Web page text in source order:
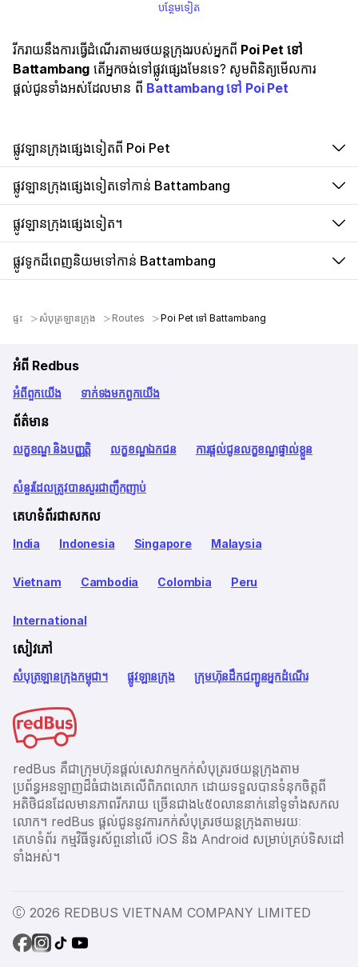
បន្ថែមទៀត
រីករាយនឹងការធ្វើដំណើរតាមរថយន្តក្រុងរបស់អ្នកពី Poi Pet ទៅ
Battambang តើអ្នកចង់ទៅផ្លូវផ្សេងមែនទេ? សូមពិនិត្យមើលការ
ផ្តល់ជូនទាំងអស់ដែលមាន ពី Battambang ទៅ Poi Pet
ផ្លូវឡានក្រុងផ្សេងទៀតពី Poi Pet
ផ្លូវឡានក្រុងផ្សេងទៀតទៅកាន់ Battambang
ផ្លូវឡានក្រុងផ្សេងទៀត។
ផ្លូវទូកដ៏ពេញនិយមទៅកាន់ Battambang
ផ្ទះ សំបុត្រឡានក្រុង Routes Poi Pet ទៅ Battambang
អំពី Redbus
អំពី​ពួក​យើង ទាក់ទង​មក​ពួក​យើង
ព័ត៌មាន
លក្ខខណ្ឌ និងបញ្ញត្តិ លក្ខខណ្ឌឯកជន ការផ្តល់ជូនលក្ខខណ្ឌផ្ទាល់ខ្លួន
សំនួរដែលត្រូវបានសួរជាញឹកញាប់
គេហទំព័រជាសកល
India Indonesia Singapore Malaysia
Vietnam Cambodia Colombia Peru
International
សៀវភៅ
សំបុត្រឡានក្រុងកម្ពុជា។ ផ្លូវឡានក្រុង ក្រុមហ៊ុនដឹកជញ្ជូនអ្នកដំណើរ
redBus គឺជាក្រុមហ៊ុនផ្តល់សេវាកម្មកក់សំបុត្ររថយន្តក្រុងតាម
ប្រព័ន្ធអនឡាញដ៏ធំជាងគេលើពិភពលោក ដោយទទួលបានទំនុកចិត្តពី
អតិថិជនដែលមានភាពរីករាយ ច្រើនជាង​៤៥០លាននាក់នៅទូទាំងសកល
លោក។ redBus ផ្ដល់ជូននូវការកក់សំបុត្ររថយន្តក្រុងតាមរយៈ
គេហទំព័រ កម្មវិធីទូរស័ព្ចនៅលើ iOS និង Android សម្រាប់គ្រប់ទិសដៅ
ទាំងអស់។
Ⓒ 2026 REDBUS VIETNAM COMPANY LIMITED